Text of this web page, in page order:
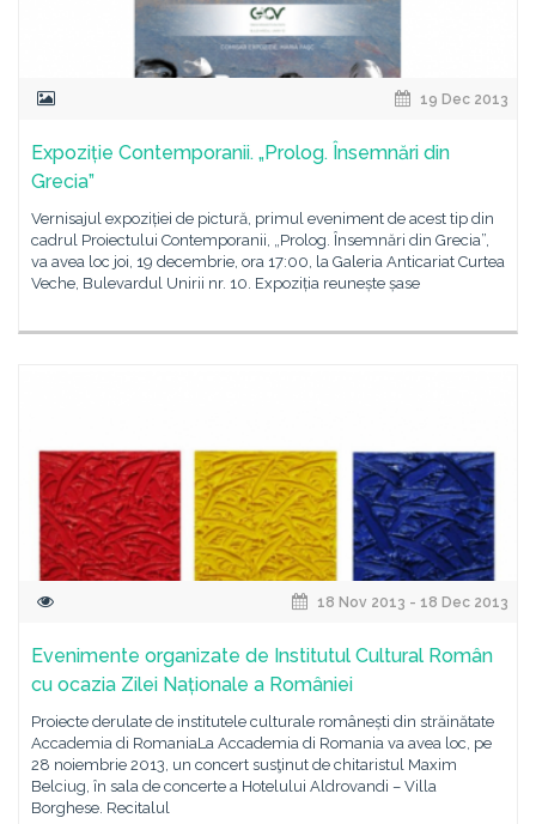
19 Dec 2013
Expoziție Contemporanii. „Prolog. Însemnări din
Grecia”
Vernisajul expoziției de pictură, primul eveniment de acest tip din
cadrul Proiectului Contemporanii, „Prolog. Însemnări din Grecia”,
va avea loc joi, 19 decembrie, ora 17:00, la Galeria Anticariat Curtea
Veche, Bulevardul Unirii nr. 10. Expoziția reunește șase
18 Nov 2013 - 18 Dec 2013
Evenimente organizate de Institutul Cultural Român
cu ocazia Zilei Naționale a României
Proiecte derulate de institutele culturale românești din străinătate
Accademia di RomaniaLa Accademia di Romania va avea loc, pe
28 noiembrie 2013, un concert susţinut de chitaristul Maxim
Belciug, în sala de concerte a Hotelului Aldrovandi – Villa
Borghese. Recitalul